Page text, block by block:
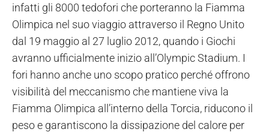
infatti gli 8000 tedofori che porteranno la Fiamma
Olimpica nel suo viaggio attraverso il Regno Unito
dal 19 maggio al 27 luglio 2012, quando i Giochi
avranno ufficialmente inizio all’Olympic Stadium. I
fori hanno anche uno scopo pratico perché offrono
visibilità del meccanismo che mantiene viva la
Fiamma Olimpica all’interno della Torcia, riducono il
peso e garantiscono la dissipazione del calore per